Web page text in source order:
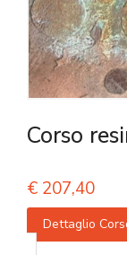
Corso
€ 207,40
Dettaglio